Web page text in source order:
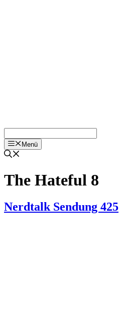
Menü
The Hateful 8
Nerdtalk Sendung 425